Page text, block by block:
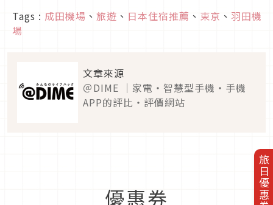
旅日優惠券
Tags : 成田機場 、 旅遊 、 日本住宿推薦 、 東京 、 羽田機
場
文章來源
＠DIME ｜家電・智慧型手機・手機
APP的評比・評價網站
優惠券